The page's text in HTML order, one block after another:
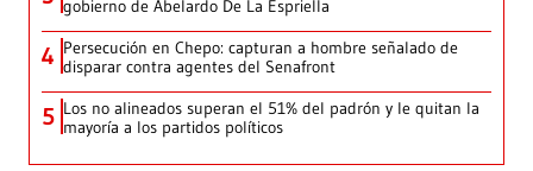
gobierno de Abelardo De La Espriella
4 Persecución en Chepo: capturan a hombre señalado de
disparar contra agentes del Senafront
5 Los no alineados superan el 51% del padrón y le quitan la
mayoría a los partidos políticos